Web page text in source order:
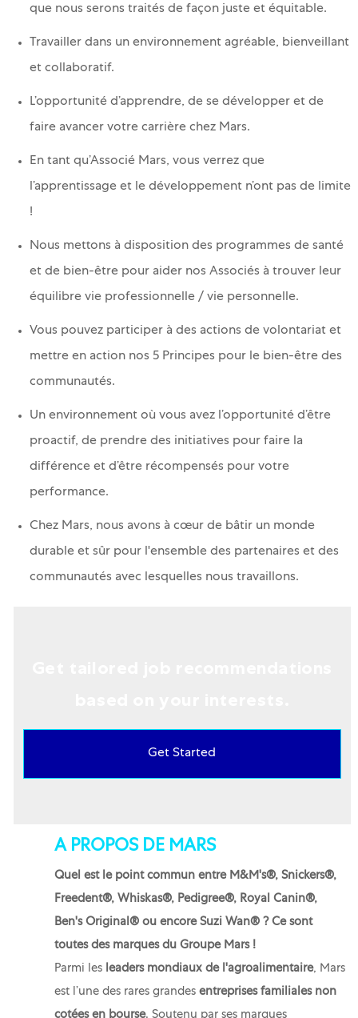
que nous serons traités de façon juste et équitable.
Travailler dans un environnement agréable, bienveillant
et collaboratif.
L’opportunité d’apprendre, de se développer et de
faire avancer votre carrière chez Mars.
En tant qu’Associé Mars, vous verrez que
l’apprentissage et le développement n’ont pas de limite
!
Nous mettons à disposition des programmes de santé
et de bien-être pour aider nos Associés à trouver leur
équilibre vie professionnelle / vie personnelle.
Vous pouvez participer à des actions de volontariat et
mettre en action nos 5 Principes pour le bien-être des
communautés.
Un environnement où vous avez l’opportunité d’être
proactif, de prendre des initiatives pour faire la
différence et d’être récompensés pour votre
performance.
Chez Mars, nous avons à cœur de bâtir un monde
durable et sûr pour l'ensemble des partenaires et des
communautés avec lesquelles nous travaillons.
Get Started
A PROPOS DE MARS
Quel est le point commun entre M&M's®, Snickers®,
Freedent®, Whiskas®, Pedigree®, Royal Canin®,
Ben's Original® ou encore Suzi Wan® ? Ce sont
toutes des marques du Groupe Mars !
Parmi les leaders mondiaux de l'agroalimentaire, Mars
est l’une des rares grandesentreprises familiales non